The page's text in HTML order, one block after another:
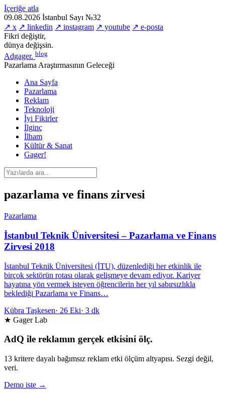
İçeriğe atla
09.08.2026 İstanbul Sayı №32
↗ x ↗ linkedin ↗ instagram ↗ youtube ↗ e-posta
Fikri değiştir,
dünya değişsin.
Adgager. blog
Pazarlama Araştırmasının Geleceği
Ana Sayfa
Pazarlama
Reklam
Teknoloji
İyi Fikirler
İlginç
İlham
Kültür & Sanat
Gager!
pazarlama ve finans zirvesi
Pazarlama
İstanbul Teknik Üniversitesi – Pazarlama ve Finans
Zirvesi 2018
İstanbul Teknik Üniversitesi (İTU), düzenlediği her etkinlik ile
birçok sektörün rotası olarak gelişmeye devam ediyor. Kariyer
hayatına yön vermek isteyen öğrencilerin her yıl sabırsızlıkla
beklediği Pazarlama ve Finans…
Kübra Taşkesen· 26 Eki· 3 dk
★ Gager Lab
AdQ ile reklamın gerçek etkisini ölç.
13 kritere dayalı bağımsız reklam etki ölçüm altyapısı. Sezgi değil,
veri.
Demo iste →